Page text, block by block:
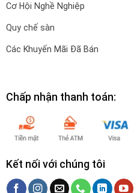
Cơ Hội Nghề Nghiệp
Quy chế sàn
Các Khuyến Mãi Đã Bán
Chấp nhận thanh toán:
Kết nối với chúng tôi